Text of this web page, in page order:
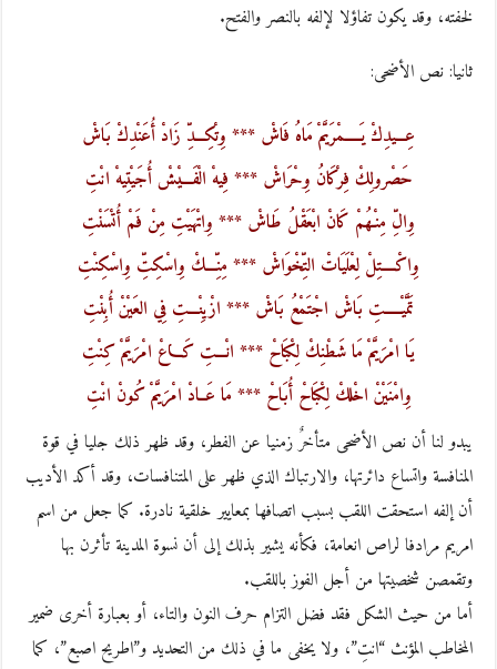
لخفته، وقد يكون تفاؤلا لإلفه بالنصر والفتح.
ثانيا: نص الأضحى:
عِـــيدِكْ يَـــــمْرَيَّمْ مَاهُ فَاشْ *** وِتْكِـــدِّ زَادْ أُعَنْدِكْ بَاشْ
حَصْرولِكْ فِرْكَانُ وِحْرَاشْ *** فِيهْ الْفَـــيْشْ أُجَيْتِيهْ انْتِ
وِالِّ مِنْـهُمْ كَانْ ابْعَقْلُ طَاشْ *** وِاتْهَيْتِ مِنْ فَمْ أُتْسَنْتِ
وِاكْــــتِلْ لِعْلَيَاتْ التِّخْوَاشْ *** مِنِّـــكْ وِاسْكِتِّ وِاسْكِنْتِ
تَمَّيْـــــتِ بَاشْ اجْتَمْعُ بَاشْ *** ازْيِنْـــتِ فِي العَيْنْ أُبِنْتِ
يَا امْرَيَّمْ مَا شَطْنِكْ لِكْبَاحْ *** انْـــتِ كَـــاعْ امْرَيَّمْ كِنْتِ
وِامْنَيْنْ اخْلكْ لِكْبَاحْ أُبَاحْ *** مَا عَــادْ امْرَيَّمْ كُونْ انْتِ
يبدو لنا أن نص الأضحى متأخرٌ زمنيا عن الفطر، وقد ظهر ذلك جليا في قوة
المنافسة واتساع دائرتها، والارتباك الذي ظهر على المتنافسات، وقد أكد الأديب
أن إلفه استحقت اللقب بسبب اتصافها بمعايير خلقية نادرة. كما جعل من اسم
امريم مرادفا لراص انعامة، فكأنه يشير بذلك إلى أن نسوة المدينة تأثرن بها
وتقمصن شخصيتها من أجل الفوز باللقب.
أما من حيث الشكل فقد فضل التزام حرف النون والتاء، أو بعبارة أخرى ضمير
المخاطب المؤنث “انتِ”، ولا يخفى ما في ذلك من التحديد و”اطريح اصبع”، كما